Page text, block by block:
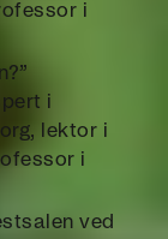
i
i
lektor i
i
ved